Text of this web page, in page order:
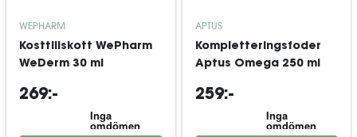
WEPHARM
Kosttillskott WePharm
WeDerm 30 ml
269:-
APTUS
Kompletteringsfoder
Aptus Omega 250 ml
259:-